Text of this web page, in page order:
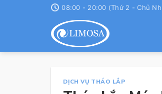
08:00 - 20:00 (Thứ 2 - Chủ
DỊCH VỤ THÁO LẮP